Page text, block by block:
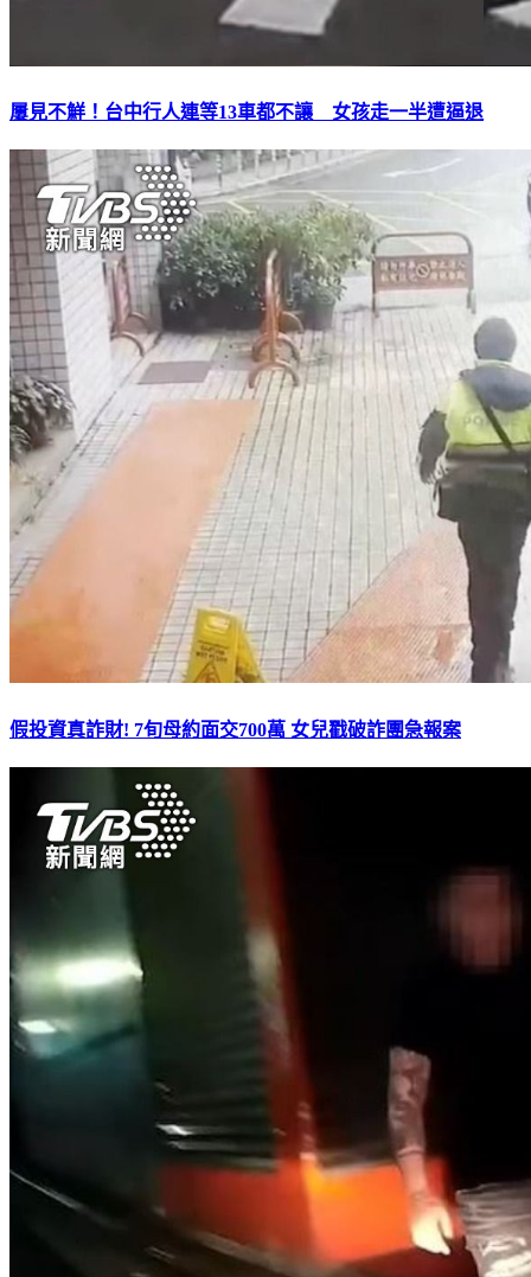
屢見不鮮！台中行人連等13車都不讓 女孩走一半遭逼退
假投資真詐財! 7旬母約面交700萬 女兒戳破詐團急報案